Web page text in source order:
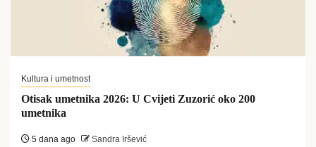
Kultura i umetnost
Otisak umetnika 2026: U Cvijeti Zuzorić oko 200
umetnika
5 dana ago Sandra Iršević